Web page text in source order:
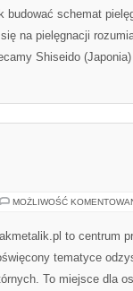
budować schemat
na pielęgnacji
Shiseido
MOŻLIWOŚĆ
to centrum
tematyce
To miejsce dla